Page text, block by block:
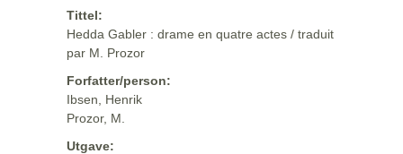
Tittel:
Hedda Gabler : drame en quatre actes / traduit
par M. Prozor
Forfatter/person:
Ibsen, Henrik
Prozor, M.
Utgave: